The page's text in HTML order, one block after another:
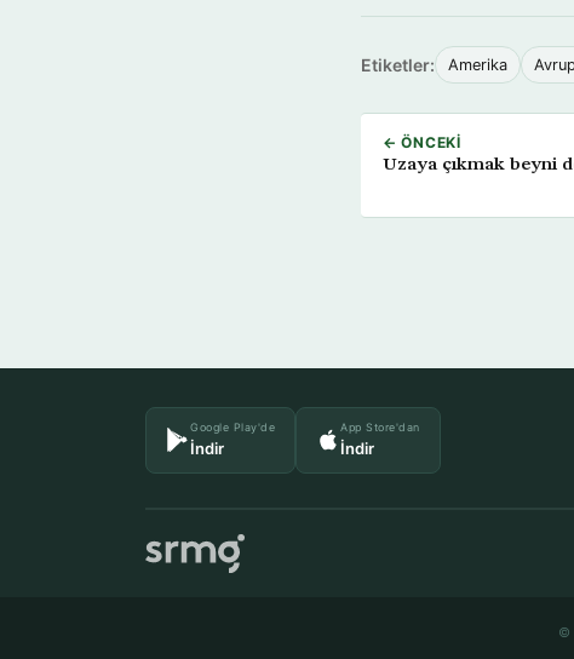
Etiketler: Amerika
← ÖNCEKI
Uzaya çıkmak beyni
Google Play'de
İndir
App Store'dan
İndir
©